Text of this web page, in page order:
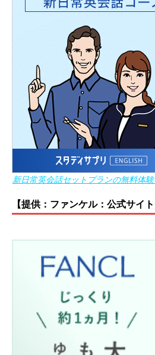
新日常英会話セットプランの無料体
【提供：ファンケル：公式サイト